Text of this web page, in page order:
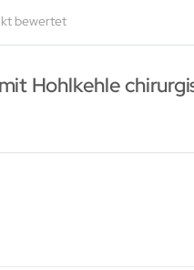
bewertet
Hohlkehle